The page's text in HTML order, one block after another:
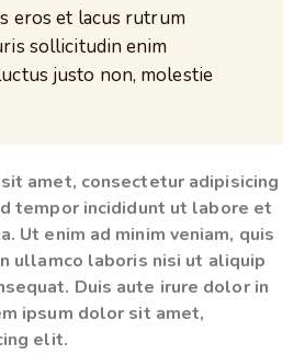
eros et lacus rutrum
sollicitudin enim
justo non, molestie
amet, consectetur adipisicing
tempor incididunt ut labore et
Ut enim ad minim veniam, quis
ullamco laboris nisi ut aliquip
Duis aute irure dolor in
ipsum dolor sit amet,
elit.